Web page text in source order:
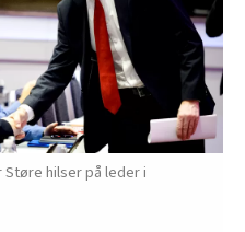
hilser på leder i